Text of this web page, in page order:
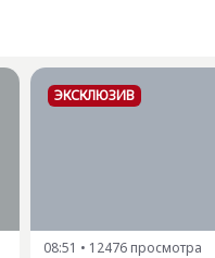
ЭКСКЛЮЗИВ
08:51 • 12476 просмотра